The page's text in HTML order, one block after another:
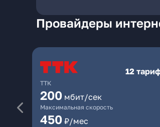
Провайдеры
ТТК
12
200 мбит/сек
Максимальная скорость
450 ₽/мес